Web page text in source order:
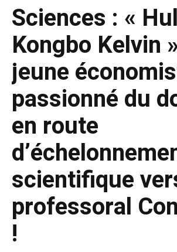
Sciences : «
Kongbo Kelvin
jeune
passionné du
en route
scientifique
professoral
!